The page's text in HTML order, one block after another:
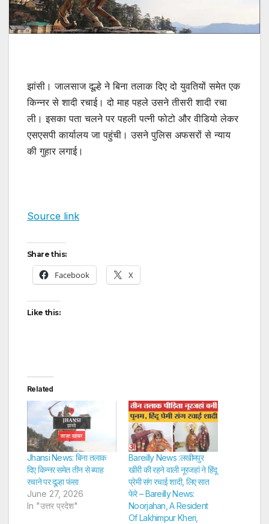
झांसी। जालसाज दूल्हे ने बिना तलाक दिए दो युवतियों समेत एक
किन्नर से शादी रचाई। दो माह पहले उसने तीसरी शादी रचा
ली। इसका पता चलने पर पहली पत्नी फोटो और वीडियो लेकर
एसएसपी कार्यालय जा पहुंची। उसने पुलिस अफसरों से न्याय
की गुहार लगाई।
Source link
Share this:
Facebook X
Like this:
Related
Jhansi News: बिना तलाक
दिए किन्नर समेत तीन से ब्याह
रचाने पर दूल्हा फंसा
June 27, 2026
In "उत्तर प्रदेश"
Bareilly News :लखीमपुर
खीरी की रहने वाली नूरजहां ने हिंदू
प्रेमी संग रचाई शादी, लिए सात
फेरे – Bareilly News:
Noorjahan, A Resident
Of Lakhimpur Kheri,